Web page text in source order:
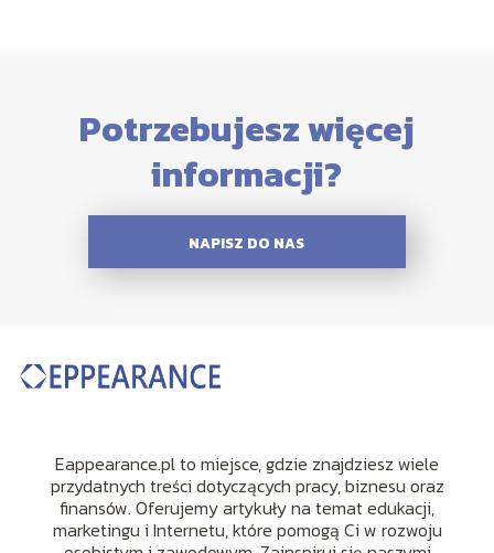
Potrzebujesz więcej
informacji?
NAPISZ DO NAS
Eappearance.pl to miejsce, gdzie znajdziesz wiele
przydatnych treści dotyczących pracy, biznesu oraz
finansów. Oferujemy artykuły na temat edukacji,
marketingu i Internetu, które pomogą Ci w rozwoju